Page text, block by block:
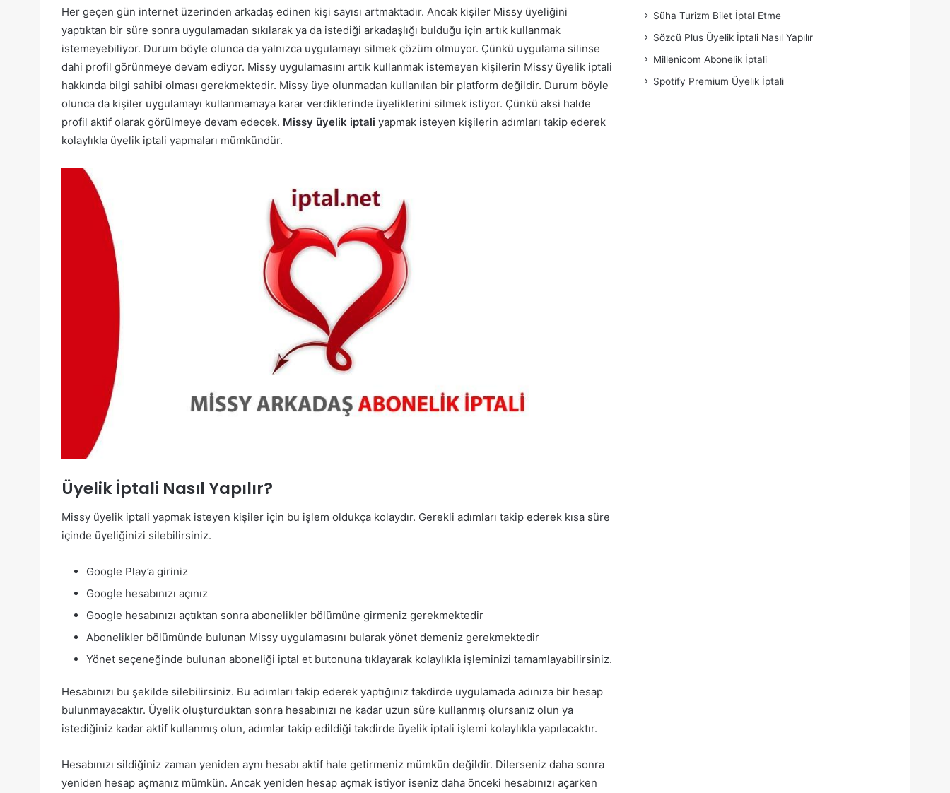
Her geçen gün internet üzerinden arkadaş edinen kişi sayısı artmaktadır. Ancak kişiler Missy üyeliğini
yaptıktan bir süre sonra uygulamadan sıkılarak ya da istediği arkadaşlığı bulduğu için artık kullanmak
istemeyebiliyor. Durum böyle olunca da yalnızca uygulamayı silmek çözüm olmuyor. Çünkü uygulama silinse
dahi profil görünmeye devam ediyor. Missy uygulamasını artık kullanmak istemeyen kişilerin Missy üyelik iptali
hakkında bilgi sahibi olması gerekmektedir. Missy üye olunmadan kullanılan bir platform değildir. Durum böyle
olunca da kişiler uygulamayı kullanmamaya karar verdiklerinde üyeliklerini silmek istiyor. Çünkü aksi halde
profil aktif olarak görülmeye devam edecek. Missy üyelik iptali yapmak isteyen kişilerin adımları takip ederek
kolaylıkla üyelik iptali yapmaları mümkündür.
Üyelik İptali Nasıl Yapılır?
Missy üyelik iptali yapmak isteyen kişiler için bu işlem oldukça kolaydır. Gerekli adımları takip ederek kısa süre
içinde üyeliğinizi silebilirsiniz.
Google Play’a giriniz
Google hesabınızı açınız
Google hesabınızı açtıktan sonra abonelikler bölümüne girmeniz gerekmektedir
Abonelikler bölümünde bulunan Missy uygulamasını bularak yönet demeniz gerekmektedir
Yönet seçeneğinde bulunan aboneliği iptal et butonuna tıklayarak kolaylıkla işleminizi tamamlayabilirsiniz.
Hesabınızı bu şekilde silebilirsiniz. Bu adımları takip ederek yaptığınız takdirde uygulamada adınıza bir hesap
bulunmayacaktır. Üyelik oluşturduktan sonra hesabınızı ne kadar uzun süre kullanmış olursanız olun ya
istediğiniz kadar aktif kullanmış olun, adımlar takip edildiği takdirde üyelik iptali işlemi kolaylıkla yapılacaktır.
Hesabınızı sildiğiniz zaman yeniden aynı hesabı aktif hale getirmeniz mümkün değildir. Dilerseniz daha sonra
yeniden hesap açmanız mümkün. Ancak yeniden hesap açmak istiyor iseniz daha önceki hesabınızı açarken
Süha Turizm Bilet İptal Etme
Sözcü Plus Üyelik İptali Nasıl Yapılır
Millenicom Abonelik İptali
Spotify Premium Üyelik İptali